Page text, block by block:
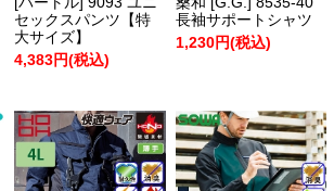
セックスパンツ【特
大サイズ】
4,383円(税込)
長袖サポートシャツ
1,230円(税込)